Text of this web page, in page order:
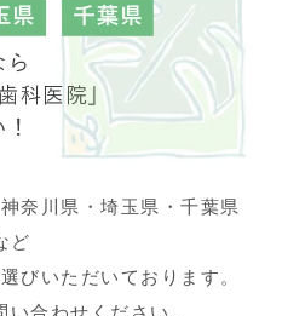
奈川県・埼玉県・千葉県
ど
びいただいております。
い合わせください。